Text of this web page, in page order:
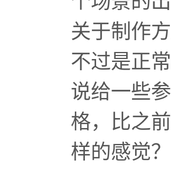
关于制作
不过是正
说给一些
格，比之
样的感觉？